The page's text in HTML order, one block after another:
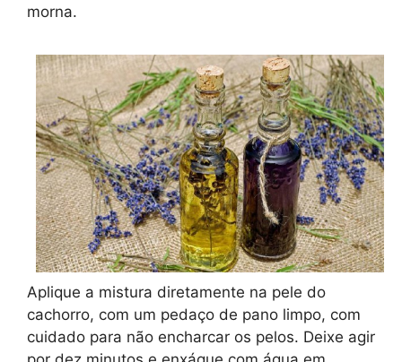
morna.
Aplique a mistura diretamente na pele do
cachorro, com um pedaço de pano limpo, com
cuidado para não encharcar os pelos. Deixe agir